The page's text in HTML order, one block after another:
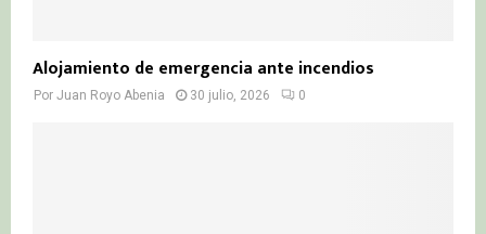
Alojamiento de emergencia ante incendios
Por Juan Royo Abenia 30 julio, 2026 0